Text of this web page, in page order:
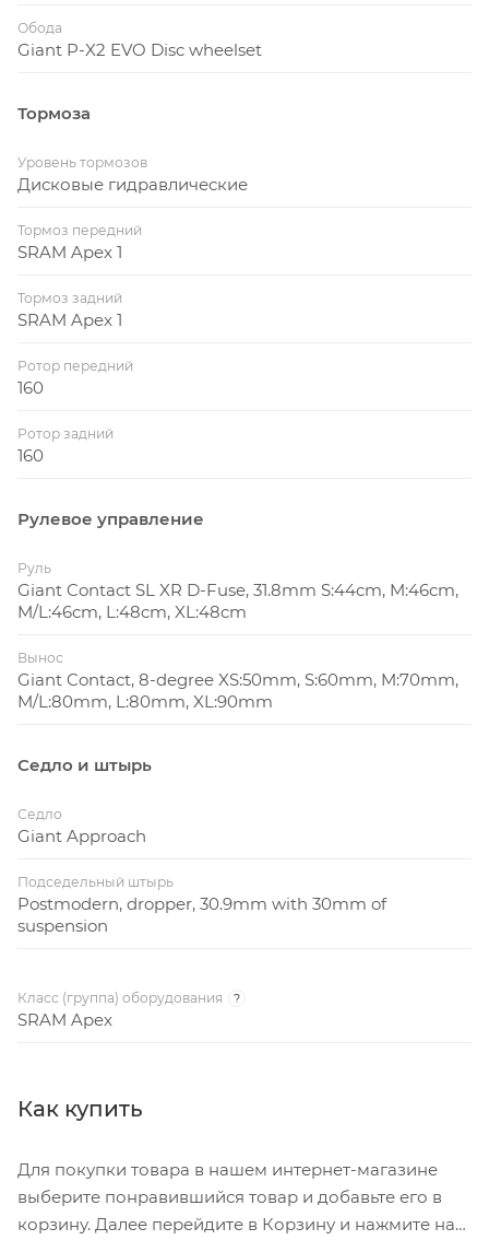
Обода
Giant P-X2 EVO Disc wheelset
Тормоза
Уровень тормозов
Дисковые гидравлические
Тормоз передний
SRAM Apex 1
Тормоз задний
SRAM Apex 1
Ротор передний
160
Ротор задний
160
Рулевое управление
Руль
Giant Contact SL XR D-Fuse, 31.8mm S:44cm, M:46cm,
M/L:46cm, L:48cm, XL:48cm
Вынос
Giant Contact, 8-degree XS:50mm, S:60mm, M:70mm,
M/L:80mm, L:80mm, XL:90mm
Седло и штырь
Седло
Giant Approach
Подседельный штырь
Postmodern, dropper, 30.9mm with 30mm of
suspension
Класс (группа) оборудования ?
SRAM Apex
Как купить
Для покупки товара в нашем интернет-магазине
выберите понравившийся товар и добавьте его в
корзину. Далее перейдите в Корзину и нажмите на